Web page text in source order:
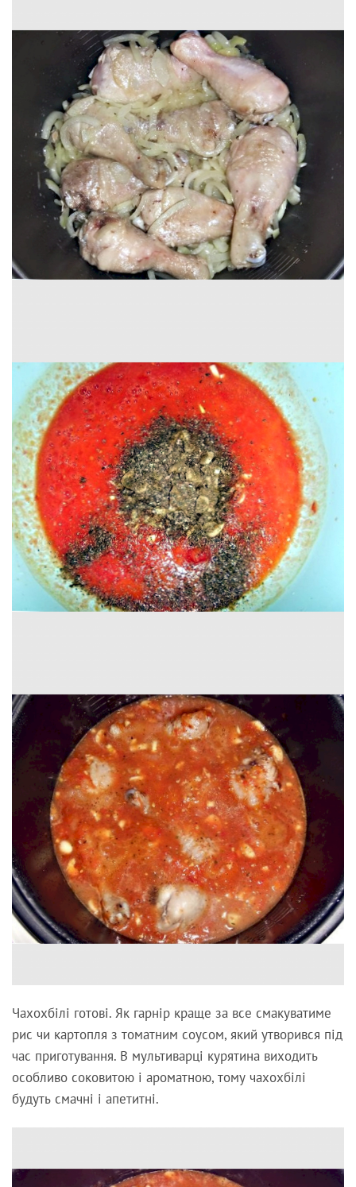
Чахохбілі готові. Як гарнір краще за все смакуватиме
рис чи картопля з томатним соусом, який утворився під
час приготування. В мультиварці курятина виходить
особливо соковитою і ароматною, тому чахохбілі
будуть смачні і апетитні.